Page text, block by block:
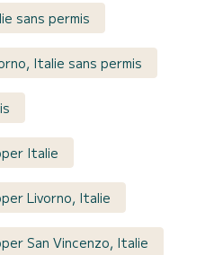
sans permis
Italie sans permis
Italie
Livorno, Italie
San Vincenzo, Italie